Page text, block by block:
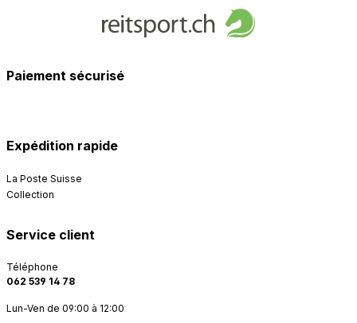
Paiement sécurisé
Expédition rapide
La Poste Suisse
Collection
Service client
Téléphone
062 539 14 78
Lun-Ven de 09:00 à 12:00